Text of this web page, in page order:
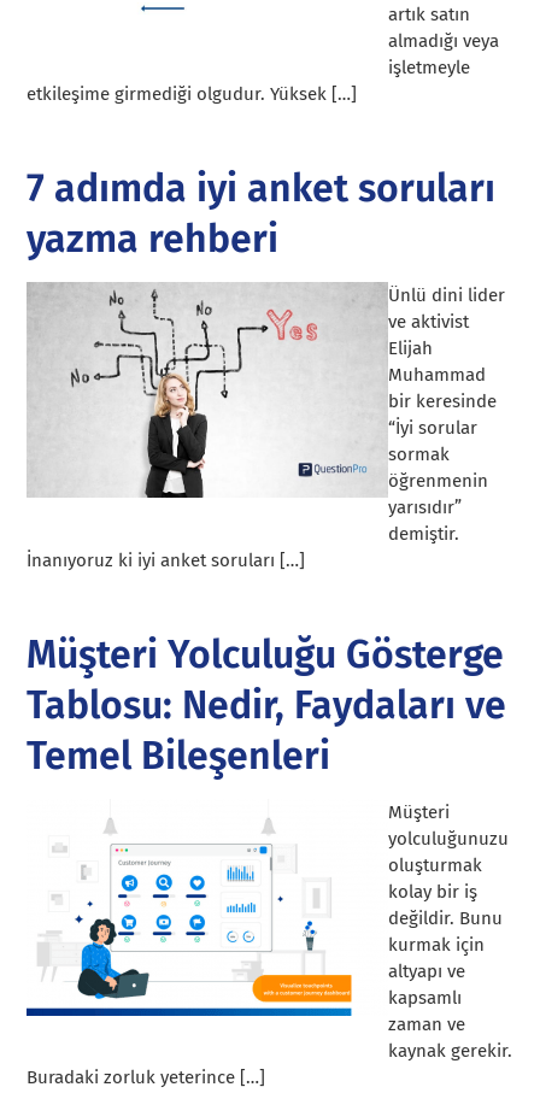
artık satın
almadığı veya
işletmeyle
etkileşime girmediği olgudur. Yüksek […]
7 adımda iyi anket soruları
yazma rehberi
Ünlü dini lider
ve aktivist
Elijah
Muhammad
bir keresinde
“İyi sorular
sormak
öğrenmenin
yarısıdır”
demiştir.
İnanıyoruz ki iyi anket soruları […]
Müşteri Yolculuğu Gösterge
Tablosu: Nedir, Faydaları ve
Temel Bileşenleri
Müşteri
yolculuğunuzu
oluşturmak
kolay bir iş
değildir. Bunu
kurmak için
altyapı ve
kapsamlı
zaman ve
kaynak gerekir.
Buradaki zorluk yeterince […]